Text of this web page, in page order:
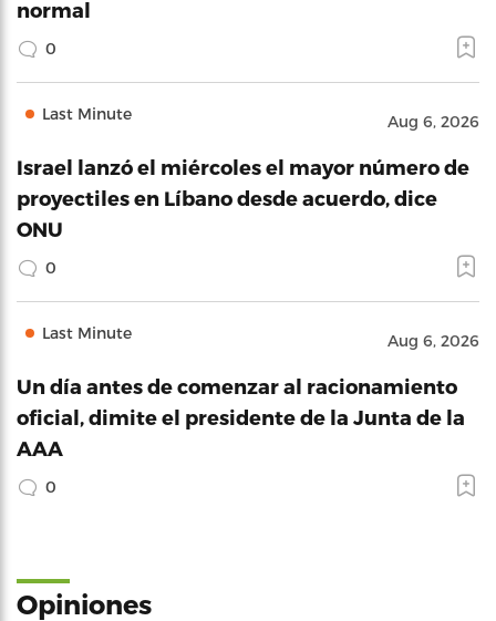
normal
0
Last Minute Aug 6, 2026
Israel lanzó el miércoles el mayor número de
proyectiles en Líbano desde acuerdo, dice
ONU
0
Last Minute Aug 6, 2026
Un día antes de comenzar al racionamiento
oficial, dimite el presidente de la Junta de la
AAA
0
Opiniones